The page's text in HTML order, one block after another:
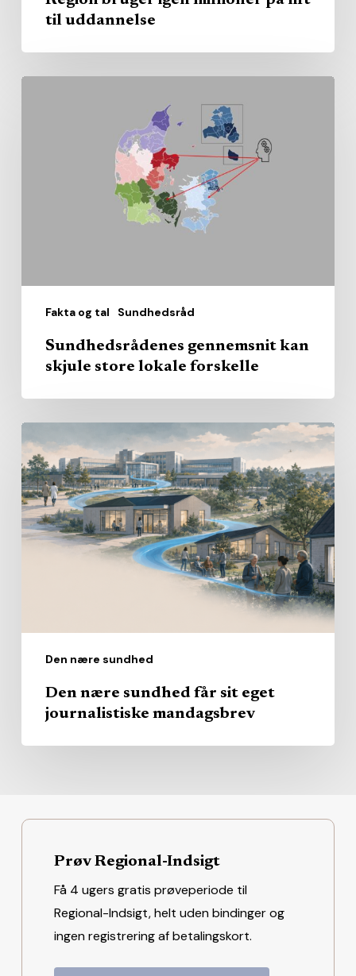
til uddannelse
Fakta og tal Sundhedsråd
Sundhedsrådenes gennemsnit kan
skjule store lokale forskelle
Den nære sundhed
nære
sundhed
får
sit
Den nære sundhed får sit eget
journalistiske mandagsbrev
Prøv Regional-Indsigt
Få 4 ugers gratis prøveperiode til
Regional-Indsigt, helt uden bindinger og
ingen registrering af betalingskort.